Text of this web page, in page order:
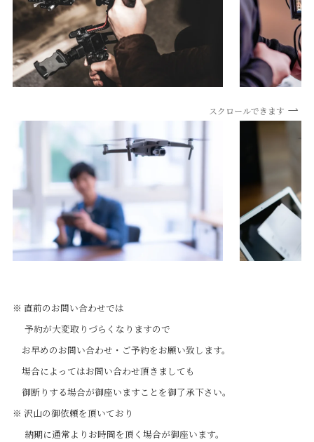
スクロールできます
※ 直前のお問い合わせでは
予約が大変取りづらくなりますので
お早めのお問い合わせ・ご予約をお願い致します。
場合によってはお問い合わせ頂きましても
御断りする場合が御座いますことを御了承下さい。
※ 沢山の御依頼を頂いており
納期に通常よりお時間を頂く場合が御座います。